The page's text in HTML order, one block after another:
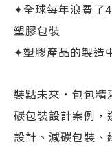
✦全球每年浪費了
塑膠包裝
✦塑膠產品的製造
裝點未來 ． 包包精
碳包裝設計案例，
設計、減碳包裝